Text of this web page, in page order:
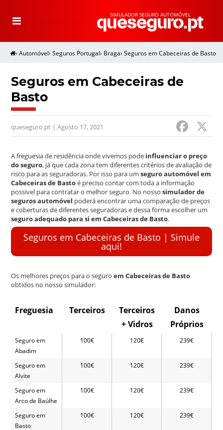
SIMULADOR SEGURO AUTOMÓVEL
T
o
l
n
g
a
o
n
› Automóvel› Seguros Portugal› Braga› Seguros em Cabeceiras de Basto
Seguros em Cabeceiras de
Basto
queseguro.pt | Agosto 17, 2021
A freguesia de residência onde vivemos pode influenciar o preço
do seguro, já que cada zona tem diferentes critérios de avaliação de
risco para as seguradoras. Por isso para umseguro automóvel em
Cabeceiras de Bastoé preciso contar com toda a informação
possivel para contratar o melhor seguro. No nossosimulador de
seguros automóvel poderá encontrar uma comparação de preços
e coberturas de diferentes seguradoras e dessa forma escolher um
seguro adequado para si em Cabeceiras de Basto.
Seguros em Cabeceiras de Basto | Simule
aqui!
Os melhores preços para o seguroem Cabeceiras de Basto
obtidos no nosso simulador:
Freguesia Terceiros
Terceiros
+ Vidros
Danos
Próprios
Seguro em
Abadim
100€ 120€ 239€
Seguro em
Alvite
100€ 120€ 239€
Seguro em
Arco de Baúlhe
100€ 120€ 239€
Seguro em
Basto
100€ 120€ 239€
F
a
c
e
b
o
o
k